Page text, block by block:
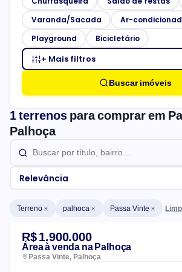
Varanda/Sacada
Ar-
Playground
Bicicletário
+ Mais filtros
Buscar imóveis
1 terrenospara comprar em
Palhoça
Relevância
Terreno palhoca Passa Vinte
Lista de imóveis
R$ 1.900.000
Área à venda na Palhoça
Passa Vinte, Palhoça